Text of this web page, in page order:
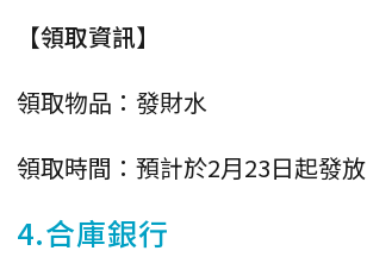
【領取資訊】
領取物品：發財水
領取時間：預計於2月23日起發放
4.合庫銀行